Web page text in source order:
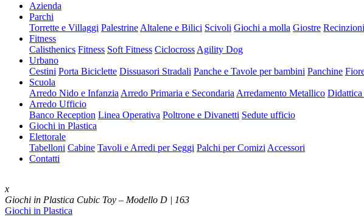
Azienda
Parchi
Torrette e Villaggi Palestrine Altalene e Bilici Scivoli Giochi a molla Giostre Recinzioni
Fitness
Calisthenics Fitness Soft Fitness Ciclocross Agility Dog
Urbano
Cestini Porta Biciclette Dissuasori Stradali Panche e Tavole per bambini Panchine
Scuola
Arredo Nido e Infanzia Arredo Primaria e Secondaria Arredamento Metallico Didattica
Arredo Ufficio
Banco Reception Linea Operativa Poltrone e Divanetti Sedute ufficio
Giochi in Plastica
Elettorale
Tabelloni Cabine Tavoli e Arredi per Seggi Palchi per Comizi Accessori
Contatti
x
Giochi in Plastica Cubic Toy – Modello D | 163
Giochi in Plastica